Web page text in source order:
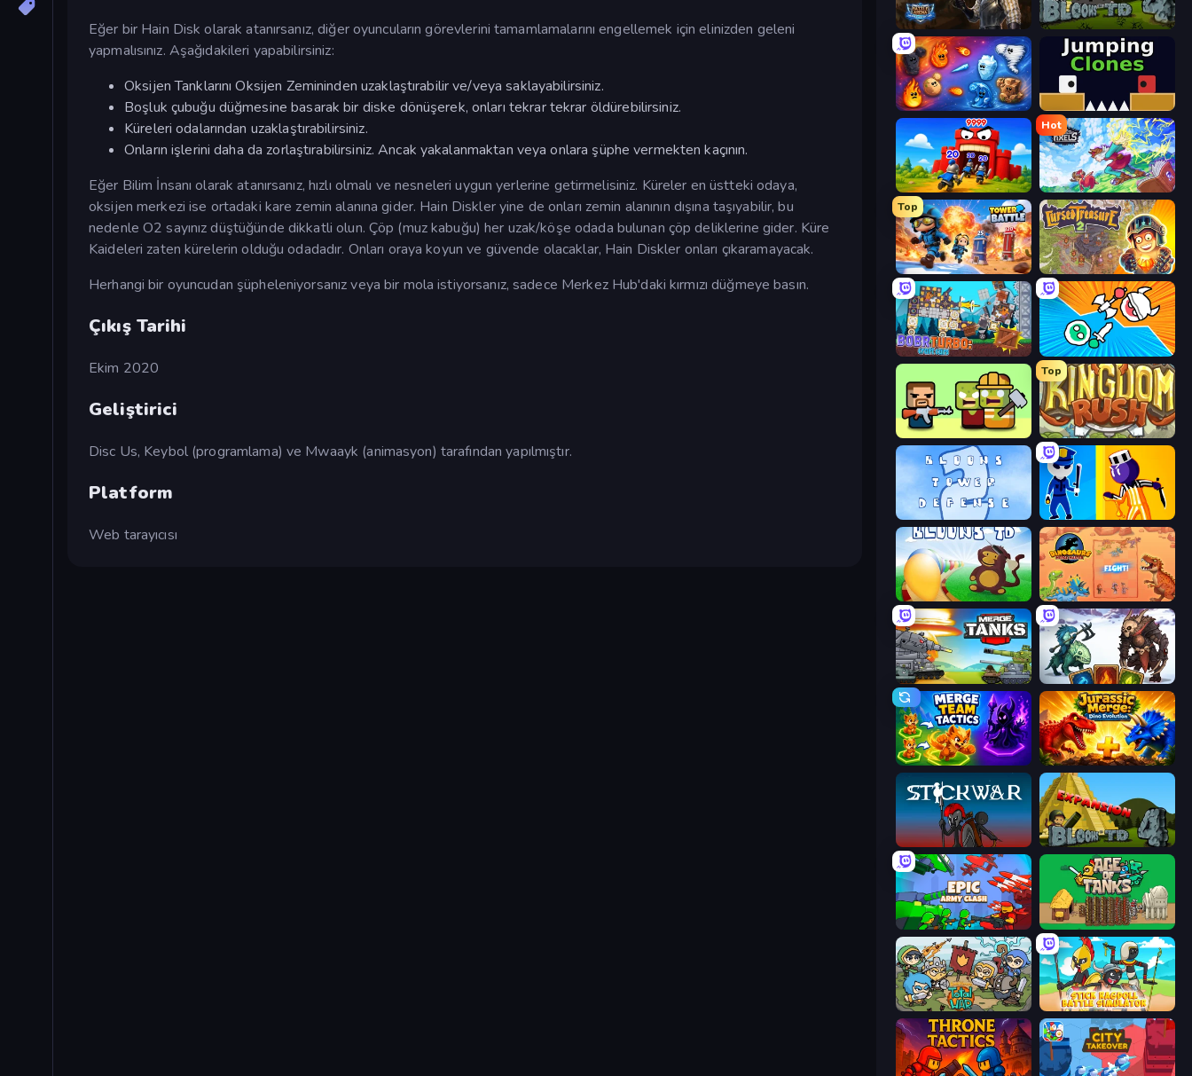
Eğer bir Hain Disk olarak atanırsanız, diğer oyuncuların görevlerini tamamlamalarını engellemek için elinizden geleni
yapmalısınız. Aşağıdakileri yapabilirsiniz:
Oksijen Tanklarını Oksijen Zemininden uzaklaştırabilir ve/veya saklayabilirsiniz.
Boşluk çubuğu düğmesine basarak bir diske dönüşerek, onları tekrar tekrar öldürebilirsiniz.
Küreleri odalarından uzaklaştırabilirsiniz.
Onların işlerini daha da zorlaştırabilirsiniz. Ancak yakalanmaktan veya onlara şüphe vermekten kaçının.
Eğer Bilim İnsanı olarak atanırsanız, hızlı olmalı ve nesneleri uygun yerlerine getirmelisiniz. Küreler en üstteki odaya,
oksijen merkezi ise ortadaki kare zemin alanına gider. Hain Diskler yine de onları zemin alanının dışına taşıyabilir, bu
nedenle O2 sayınız düştüğünde dikkatli olun. Çöp (muz kabuğu) her uzak/köşe odada bulunan çöp deliklerine gider. Küre
Kaideleri zaten kürelerin olduğu odadadır. Onları oraya koyun ve güvende olacaklar, Hain Diskler onları çıkaramayacak.
Herhangi bir oyuncudan şüpheleniyorsanız veya bir mola istiyorsanız, sadece Merkez Hub'daki kırmızı düğmeye basın.
Çıkış Tarihi
Ekim 2020
Geliştirici
Disc Us, Keybol (programlama) ve Mwaayk (animasyon) tarafından yapılmıştır.
Platform
Web tarayıcısı
Battle Arena Bloons Tower Defense 4
Elemental Merge Jumping Clones
TimeWarriors
Hot
Kingdom of Pixels
Top
Tower Battle Cursed Treasure 2
Bobr Turbo: Craft Cars Merge Knights!
Zombie Horde: Build & Survive
Top
Kingdom Rush
Bloons Tower Defense Dinosaurs Merge Master
Merge Master Tanks: Tank Wars Dark Stones: Card Battle RPG
Merge Team Tactics Jurassic Merge: Dino Evolution
Stick War Bloons Tower Defense 4 Expansion
Epic Army Clash Age of Tanks Warriors: TD War
Raid Heroes: Total War Stick Ragdoll Battle Simulator